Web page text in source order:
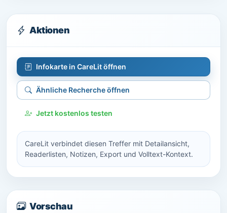
Aktionen
Infokarte in CareLit öffnen
Ähnliche Recherche öffnen
Jetzt kostenlos testen
CareLit verbindet diesen Treffer mit Detailansicht,
Readerlisten, Notizen, Export und Volltext-Kontext.
Vorschau